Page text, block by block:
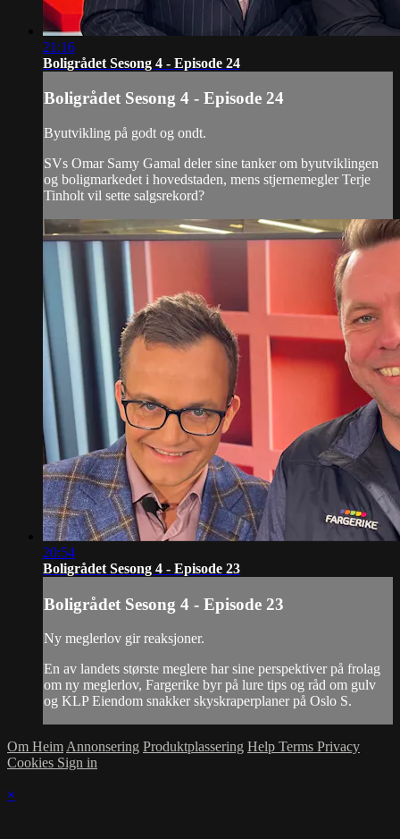
21:16
Boligrådet Sesong 4 - Episode 24
Boligrådet Sesong 4 - Episode 24
Byutvikling på godt og ondt.
SVs Omar Samy Gamal deler sine tanker om byutviklingen
og boligmarkedet i hovedstaden, mens stjernemegler Terje
Tinholt vil sette salgsrekord?
20:54
Boligrådet Sesong 4 - Episode 23
Boligrådet Sesong 4 - Episode 23
Ny meglerlov gir reaksjoner.
En av landets største meglere har sine perspektiver på frolag
om ny meglerlov, Fargerike byr på lure tips og råd om gulv
og KLP Eiendom snakker skyskraperplaner på Oslo S.
Om Heim Annonsering Produktplassering Help Terms Privacy
Cookies Sign in
×